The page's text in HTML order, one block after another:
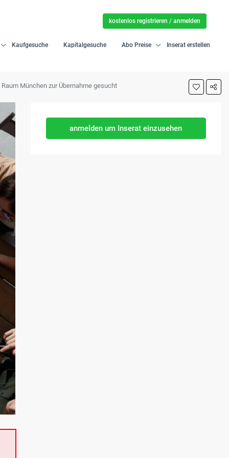
Kaufgesuche Kapitalgesuche Abo Preise Inserat erstellen
kostenlos registrieren / anmelden
München zur Übernahme gesucht
anmelden um Inserat einzusehen